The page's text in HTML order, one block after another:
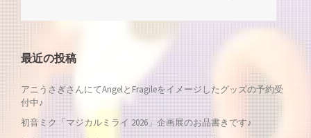
ナ
ビ
ゲ
最近の投稿
アニうさぎさんにてAngelとFragileをイメージしたグッズの予約受
付中♪
初音ミク「マジカルミライ 2026」企画展のお品書きです♪